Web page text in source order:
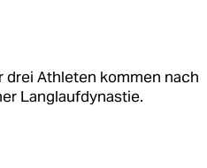
Athleten kommen nach
Langlaufdynastie.